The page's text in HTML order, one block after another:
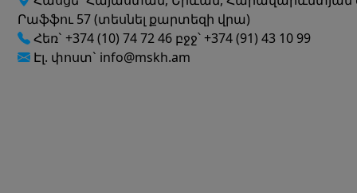
Րաֆֆու 57 (տեսնել քարտեզի վրա)
Հեռ` +374 (10) 74 72 46 բջջ՝ +374 (91) 43 10 99
Էլ. փոստ` info@mskh.am